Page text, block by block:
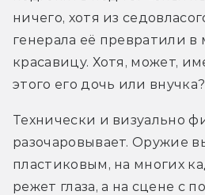
ничего, хотя из
генерала её превратили
красавицу. Хотя, может,
этого его дочь или внучка?
Технически и визуально
разочаровывает. Оружие
пластиковым, на многих
режет глаза, а на сцене с